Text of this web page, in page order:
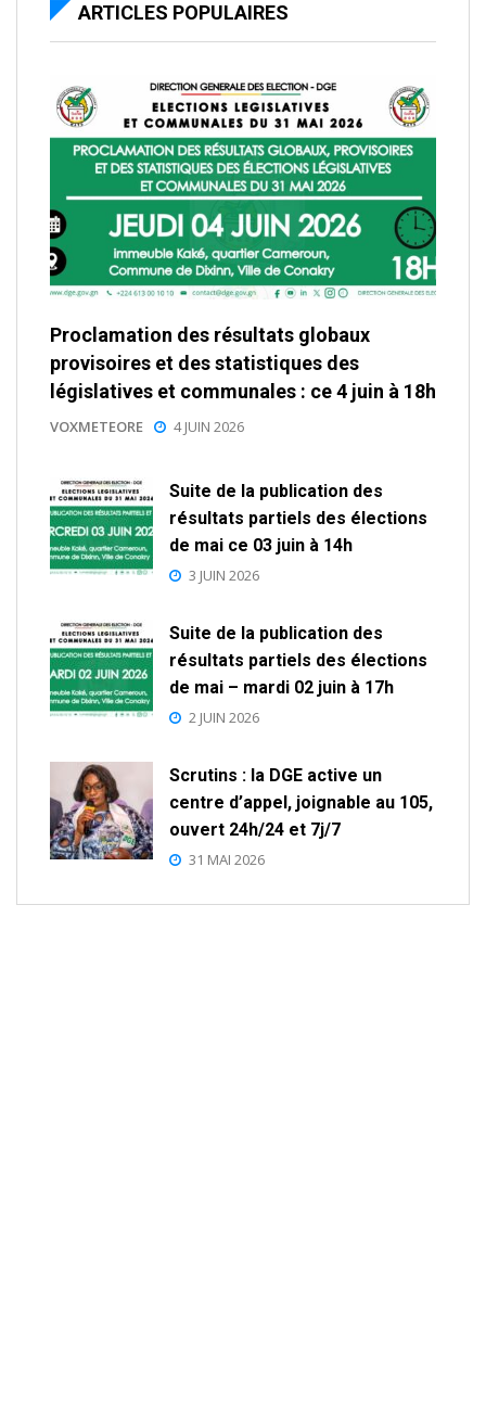
ARTICLES POPULAIRES
Proclamation des résultats globaux
provisoires et des statistiques des
législatives et communales : ce 4 juin à 18h
VOXMETEORE 4 JUIN 2026
Suite de la publication des
résultats partiels des élections
de mai ce 03 juin à 14h
3 JUIN 2026
Suite de la publication des
résultats partiels des élections
de mai – mardi 02 juin à 17h
2 JUIN 2026
Scrutins : la DGE active un
centre d’appel, joignable au 105,
ouvert 24h/24 et 7j/7
31 MAI 2026